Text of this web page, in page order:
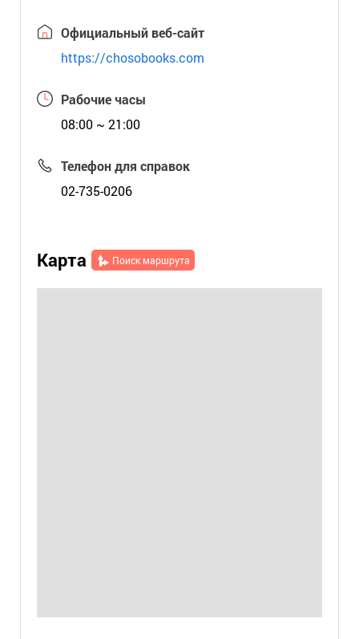
Официальный веб-сайт
https://chosobooks.com
Рабочие часы
08:00 ~ 21:00
Телефон для справок
02-735-0206
Карта Поиск маршрута